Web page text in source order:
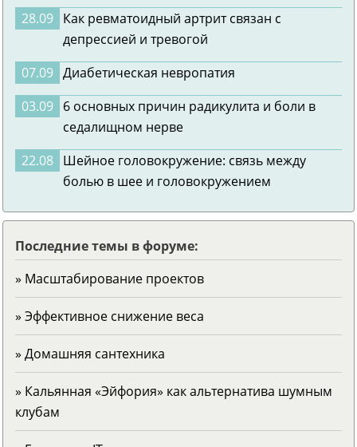
28.09 Как ревматоидный артрит связан с
депрессией и тревогой
07.09 Диабетическая невропатия
03.09 6 основных причин радикулита и боли в
седалищном нерве
22.08 Шейное головокружение: связь между
болью в шее и головокружением
Последние темы в форуме:
» Масштабирование проектов
» Эффективное снижение веса
» Домашняя сантехника
» Кальянная «Эйфория» как альтернатива шумным
клубам